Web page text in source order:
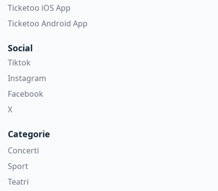
Ticketoo iOS App
Ticketoo Android App
Social
Tiktok
Instagram
Facebook
X
Categorie
Concerti
Sport
Teatri